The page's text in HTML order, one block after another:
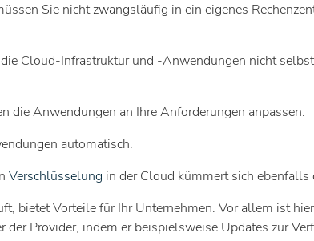
Sie nicht zwangsläufig in ein eigenes
Cloud-Infrastruktur und -Anwendungen nicht
Anwendungen an Ihre Anforderungen anpassen.
automatisch.
Verschlüsselung in der Cloud kümmert sich
bietet Vorteile für Ihr Unternehmen. Vor allem ist
Provider, indem er beispielsweise Updates zur